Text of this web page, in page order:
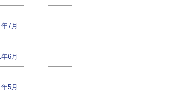
7月
6月
5月